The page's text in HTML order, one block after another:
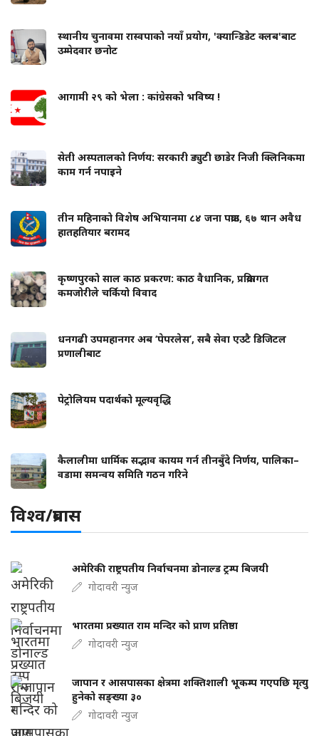
स्थानीय चुनावमा रास्वपाको नयाँ प्रयोग, 'क्यान्डिडेट क्लब'बाट
उम्मेदवार छनोट
आगामी २९ को भेला : कांग्रेसको भविष्य !
सेती अस्पतालको निर्णय: सरकारी ड्युटी छाडेर निजी क्लिनिकमा
काम गर्न नपाइने
तीन महिनाको विशेष अभियानमा ८४ जना पक्राउ, ६७ थान अवैध
हातहतियार बरामद
कृष्णपुरको साल काठ प्रकरण: काठ वैधानिक, प्रक्रियागत
कमजोरीले चर्कियो विवाद
धनगढी उपमहानगर अब ‘पेपरलेस’, सबै सेवा एउटै डिजिटल
प्रणालीबाट
पेट्रोलियम पदार्थको मूल्यवृद्धि
कैलालीमा धार्मिक सद्भाव कायम गर्न तीनबुँदे निर्णय, पालिका–
वडामा समन्वय समिति गठन गरिने
विश्व/प्रबास
अमेरिकी राष्ट्रपतीय निर्वाचनमा डोनाल्ड ट्रम्प बिजयी
गोदावरी न्युज
भारतमा प्रख्यात राम मन्दिर को प्राण प्रतिष्ठा
गोदावरी न्युज
जापान र आसपासका क्षेत्रमा शक्तिशाली भूकम्प गएपछि मृत्यु
हुनेको सङ्ख्या ३०
गोदावरी न्युज